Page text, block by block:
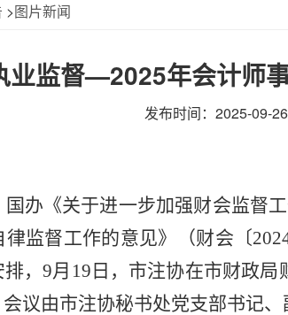
>图片新闻
业监督—2025年会计师
发布时间：2025-09-
办《关于进一步加强财会监督
监督工作的意见》（财会〔
，9月19日，市注协在市财政
会议由市注协秘书处党支部书记、